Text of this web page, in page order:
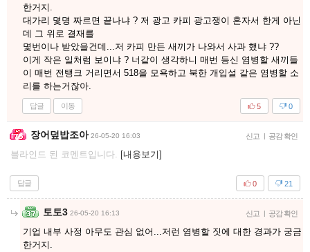
한거지.
대가리 몇명 짜르면 끝나냐 ? 저 광고 카피 광고쟁이 혼자서 한게 아닌
데 그 위로 결재를
몇번이나 받았을건데...저 카피 만든 새끼가 나와서 사과 했냐 ??
이게 작은 일처럼 보이냐 ? 너같이 생각하니 매번 등신 염병할 새끼들
이 매번 전탱크 거리면서 518을 모욕하고 북한 개입설 같은 염병할 소
리를 하는거잖아.
답글 이동 0
5
장어덮밥조아 26-05-20 16:03 신고 | 공감 확인
블라인드 된 코멘트입니다. [내용보기]
답글 21
0
토토3 26-05-20 16:13 신고 | 공감 확인
기업 내부 사정 아무도 관심 없어...저런 염병할 짓에 대한 경과가 궁금
한거지.